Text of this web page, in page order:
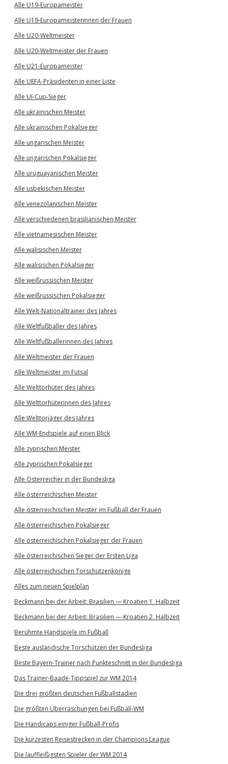
Alle U19-Europameister
Alle U19-Europameisterinnen der Frauen
Alle U20-Weltmeister
Alle U20-Weltmeister der Frauen
Alle U21-Europameister
Alle UEFA-Präsidenten in einer Liste
Alle UI-Cup-Sieger
Alle ukrainischen Meister
Alle ukrainischen Pokalsieger
Alle ungarischen Meister
Alle ungarischen Pokalsieger
Alle uruguayanischen Meister
Alle usbekischen Meister
Alle venezolanischen Meister
Alle verschiedenen brasilianischen Meister
Alle vietnamesischen Meister
Alle walisischen Meister
Alle walisischen Pokalsieger
Alle weißrussischen Meister
Alle weißrussischen Pokalsieger
Alle Welt-Nationaltrainer des Jahres
Alle Weltfußballer des Jahres
Alle Weltfußballerinnen des Jahres
Alle Weltmeister der Frauen
Alle Weltmeister im Futsal
Alle Welttorhüter des Jahres
Alle Welttorhüterinnen des Jahres
Alle Welttorjäger des Jahres
Alle WM-Endspiele auf einen Blick
Alle zyprischen Meister
Alle zyprischen Pokalsieger
Alle Österreicher in der Bundesliga
Alle österreichischen Meister
Alle österreichischen Meister im Fußball der Frauen
Alle österreichischen Pokalsieger
Alle österreichischen Pokalsieger der Frauen
Alle österreichischen Sieger der Ersten Liga
Alle österreichischen Torschützenkönige
Alles zum neuen Spielplan
Beckmann bei der Arbeit: Brasilien — Kroatien 1. Halbzeit
Beckmann bei der Arbeit: Brasilien — Kroatien 2. Halbzeit
Berühmte Handspiele im Fußball
Beste ausländische Torschützen der Bundesliga
Beste Bayern-Trainer nach Punkteschnitt in der Bundesliga
Das Trainer-Baade-Tippspiel zur WM 2014
Die drei größten deutschen Fußballstadien
Die größten Überraschungen bei Fußball-WM
Die Handicaps einiger Fußball-Profis
Die kürzesten Reisestrecken in der Champions League
Die lauffleißigsten Spieler der WM 2014